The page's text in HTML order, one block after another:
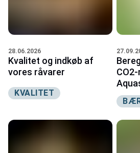
28.06.2026
Kvalitet og indkøb af
vores råvarer
KVALITET